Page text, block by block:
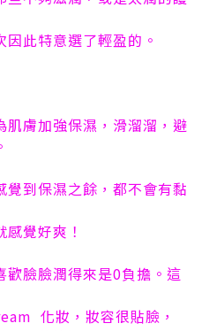
此特意選了輕盈的。
肌膚加強保濕，滑溜溜，避
到保濕之餘，都不會有黏
覺好爽！
歡臉臉潤得來是0負擔。這
化妝，妝容很貼臉，